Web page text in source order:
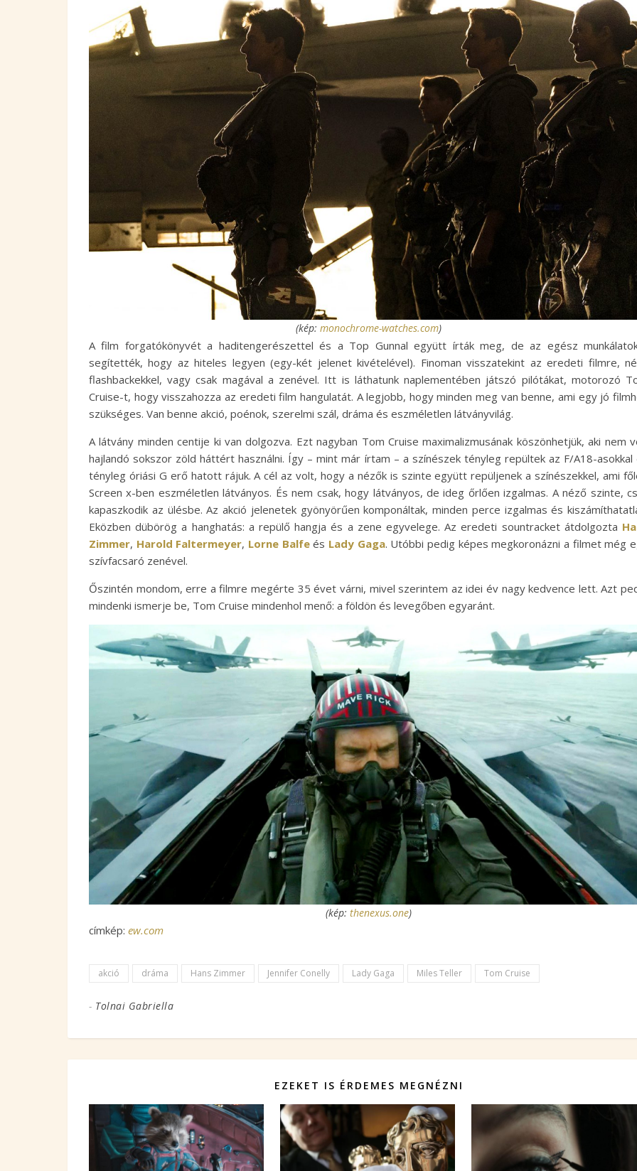
(kép: monochrome-watches.com)
A film forgatókönyvét a haditengerészettel és a Top Gunnal együtt írták meg, de az egész
segítették, hogy az hiteles legyen (egy-két jelenet kivételével). Finoman visszatekint az eredeti filmre,
flashbackekkel, vagy csak magával a zenével. Itt is láthatunk naplementében játszó pilótákat, motorozó
Cruise-t, hogy visszahozza az eredeti film hangulatát. A legjobb, hogy minden meg van benne, ami egy jó
szükséges. Van benne akció, poénok, szerelmi szál, dráma és eszméletlen látványvilág.
A látvány minden centije ki van dolgozva. Ezt nagyban Tom Cruise maximalizmusának köszönhetjük, aki nem
hajlandó sokszor zöld háttért használni. Így – mint már írtam – a színészek tényleg repültek az F/A18-asokkal
tényleg óriási G erő hatott rájuk. A cél az volt, hogy a nézők is szinte együtt repüljenek a színészekkel, ami
Screen x-ben eszméletlen látványos. És nem csak, hogy látványos, de ideg őrlően izgalmas. A néző szinte,
kapaszkodik az ülésbe. Az akció jelenetek gyönyörűen komponáltak, minden perce izgalmas és
Eközben dübörög a hanghatás: a repülő hangja és a zene egyvelege. Az eredeti sountracket átdolgozta
Zimmer, Harold Faltermeyer, Lorne Balfeés Lady Gaga. Utóbbi pedig képes megkoronázni a filmet még
szívfacsaró zenével.
Őszintén mondom, erre a filmre megérte 35 évet várni, mivel szerintem az idei év nagy kedvence lett. Azt
mindenki ismerje be, Tom Cruise mindenhol menő: a földön és levegőben egyaránt.
(kép: thenexus.one)
címkép: ew.com
akció dráma Hans Zimmer Jennifer Conelly Lady Gaga Miles Teller Tom Cruise
- Tolnai Gabriella
EZEKET IS ÉRDEMES MEGNÉZNI